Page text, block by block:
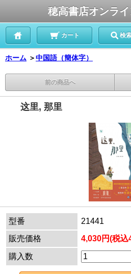
穂高書店オンラ
カート 検
ホーム ＞中国語（簡体字）
前の商品へ
这里, 那里
型番
21441
販売価格
4,030円(税込
購入数